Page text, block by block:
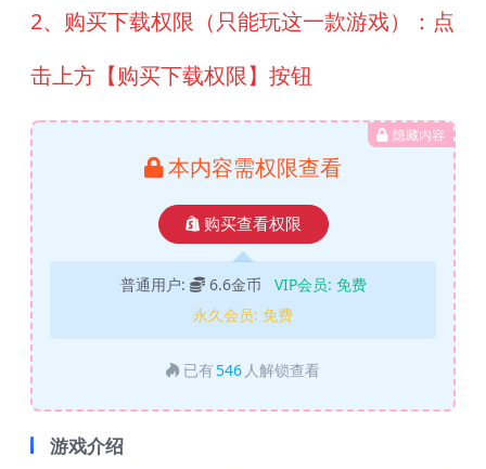
2、购买下载权限（只能玩这一款游戏）：点
击上方【购买下载权限】按钮
隐藏内容
本内容需权限查看
购买查看权限
普通用户: 6.6金币 VIP会员: 免费
永久会员: 免费
已有 546 人解锁查看
游戏介绍